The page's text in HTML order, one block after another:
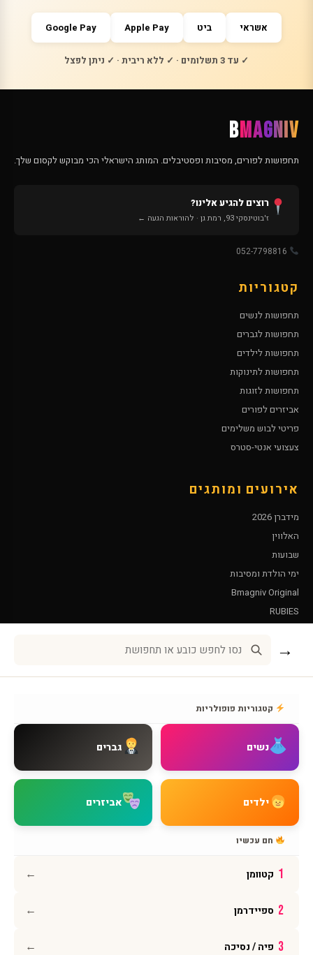
אשראי ביט Apple Pay
Google Pay
✓ עד 3 תשלומים · ✓ ללא ריבית · ✓ ניתן לפצל
BMAGNIV
תחפושות לפורים, מסיבות ופסטיבלים. המותג הישראלי הכי מבוקש לקסום שלך.
רוצים להגיע אלינו?
ז'בוטינסקי 93, רמת גן · להוראות הגעה ←
קטגוריות
תחפושות לנשים
תחפושות לגברים
תחפושות לילדים
תחפושות לתינוקות
תחפושות לזוגות
אביזרים לפורים
פריטי לבוש משלימים
צעצועי אנטי-סטרס
אירועים ומותגים
מידברן 2026
האלווין
שבועות
ימי הולדת ומסיבות
Bmagniv Original
RUBIES
צור קשר
שאלות נפוצות
מדיניות משלוחים
מדיניות החזרות
מדיניות פרטיות
פייסבוק
→
קטגוריות פופולריות
נשים גברים
ילדים אביזרים
חם עכשיו
1 קטוומן ←
2 ספיידרמן ←
3 פיה / נסיכה ←